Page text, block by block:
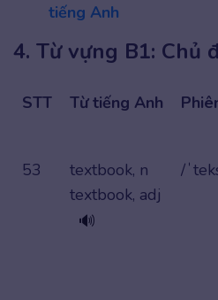
tiếng Anh
4. Từ vựng B1: Chủ
STT Từ tiếng Anh
53
textbook, n
textbook, adj
🔊
/